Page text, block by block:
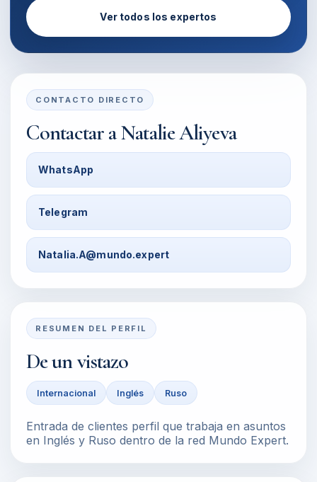
Ver todos los expertos
CONTACTO DIRECTO
Contactar aNatalie Aliyeva
WhatsApp
Telegram
Natalia.A@mundo.expert
RESUMEN DEL PERFIL
De un vistazo
Internacional Inglés Ruso
Entrada de clientes perfil que trabaja en asuntos
en Inglés y Ruso dentro de la red Mundo Expert.